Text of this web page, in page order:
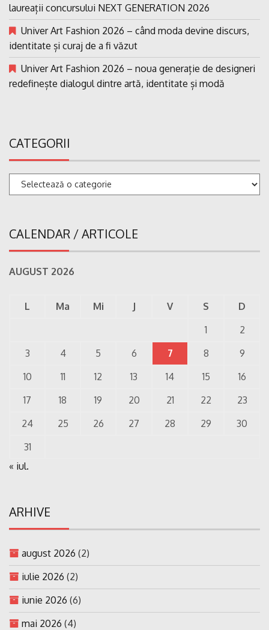
laureații concursului NEXT GENERATION 2026
Univer Art Fashion 2026 – când moda devine discurs,
identitate și curaj de a fi văzut
Univer Art Fashion 2026 – noua generație de designeri
redefinește dialogul dintre artă, identitate și modă
CATEGORII
Categorii
CALENDAR / ARTICOLE
AUGUST 2026
L Ma Mi J V S
D
1
2
3
4 5 6 7 8
9
10
11 12 13 14 15
16
17
18 19 20 21 22
23
24
25 26 27 28 29
30
31
« iul.
ARHIVE
august 2026 (2)
iulie 2026 (2)
iunie 2026 (6)
mai 2026 (4)